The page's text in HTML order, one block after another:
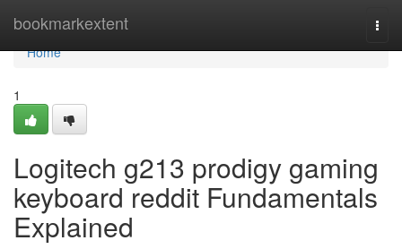
bookmarkextent
Home
Home
1
Logitech g213 prodigy gaming
keyboard reddit Fundamentals
Explained